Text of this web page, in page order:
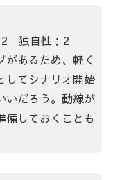
独自性：2
あるため、軽く
してシナリオ開始
いだろう。動線が
備しておくことも